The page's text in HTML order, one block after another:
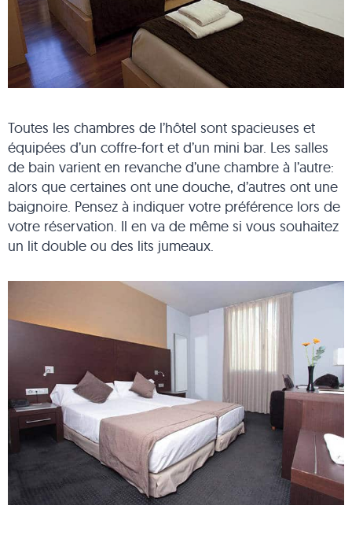
Toutes les chambres de l’hôtel sont spacieuses et
équipées d’un coffre-fort et d’un mini bar. Les salles
de bain varient en revanche d’une chambre à l’autre:
alors que certaines ont une douche, d’autres ont une
baignoire. Pensez à indiquer votre préférence lors de
votre réservation. Il en va de même si vous souhaitez
un lit double ou des lits jumeaux.